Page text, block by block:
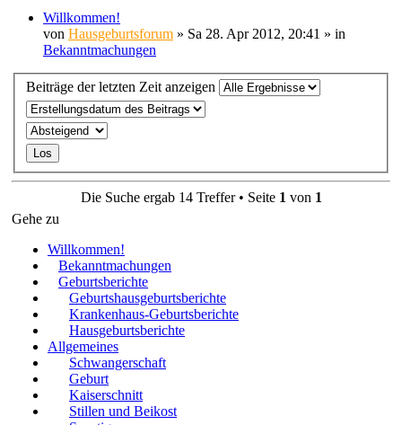
Willkommen!
von Hausgeburtsforum » Sa 28. Apr 2012, 20:41 » in
Bekanntmachungen
Beiträge der letzten Zeit anzeigen
Die Suche ergab 14 Treffer • Seite 1 von 1
Gehe zu
Willkommen!
Bekanntmachungen
Geburtsberichte
Geburtshausgeburtsberichte
Krankenhaus-Geburtsberichte
Hausgeburtsberichte
Allgemeines
Schwangerschaft
Geburt
Kaiserschnitt
Stillen und Beikost